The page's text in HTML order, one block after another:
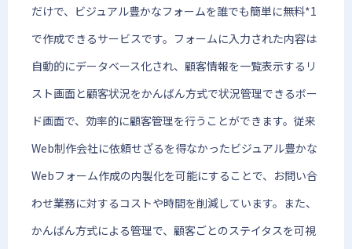
だけで、ビジュアル豊かなフォームを誰でも簡単に無料*1
で作成できるサービスです。フォームに入力された内容は
自動的にデータベース化され、顧客情報を一覧表示するリ
スト画面と顧客状況をかんばん方式で状況管理できるボー
ド画面で、効率的に顧客管理を行うことができます。従来
Web制作会社に依頼せざるを得なかったビジュアル豊かな
Webフォーム作成の内製化を可能にすることで、お問い合
わせ業務に対するコストや時間を削減しています。また、
かんばん方式による管理で、顧客ごとのステイタスを可視